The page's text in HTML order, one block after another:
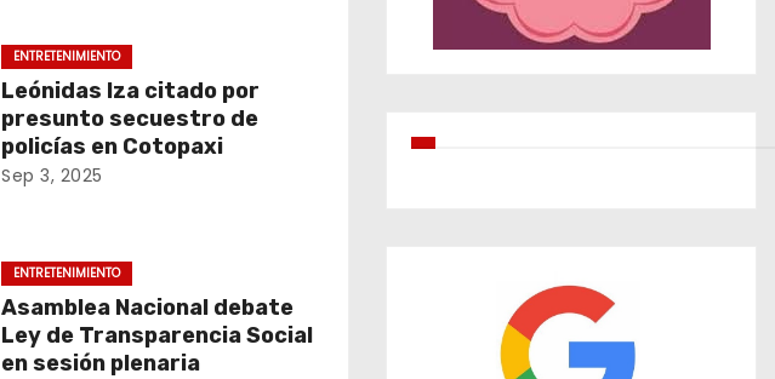
ENTRETENIMIENTO
Leónidas Iza citado por
presunto secuestro de
policías en Cotopaxi
Sep 3, 2025
ENTRETENIMIENTO
Asamblea Nacional debate
Ley de Transparencia Social
en sesión plenaria